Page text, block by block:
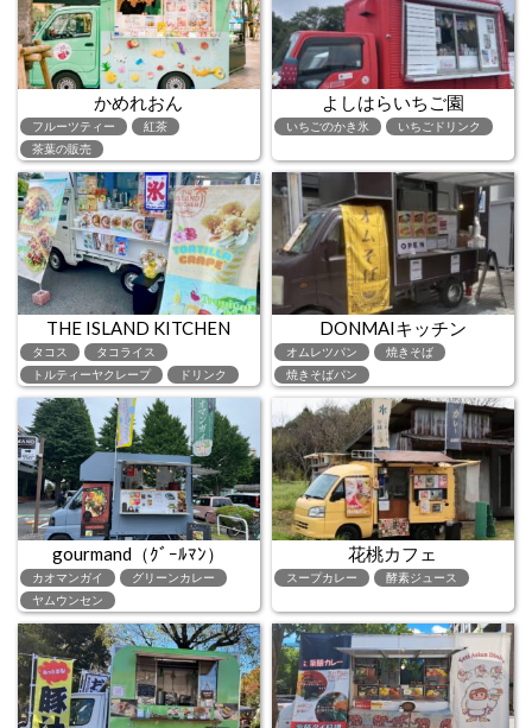
かめれおん
フルーツティー
紅茶
茶葉の販売
よしはらいちご園
いちごのかき氷 いちごドリンク
THE ISLAND KITCHEN
タコス
タコライス
トルティーヤクレープ
ドリンク
DONMAIキッチン
オムレツパン
焼きそば
焼きそばパン
gourmand（ｸﾞｰﾙﾏﾝ）
カオマンガイ
グリーンカレー
ヤムウンセン
花桃カフェ
スープカレー 酵素ジュース